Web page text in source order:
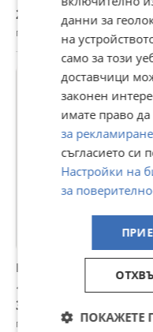
293,37 лв
гр. Балчик, Добрич, 04 август
LED Мигачи за BMW
15,34 €
30 лв
гр. Перник, 11 юли
данни за
на
само за този
доставчици
законен
имате право да
за рекламиране
съгласието си
Настройки на
за
ПОКАЖЕТЕ